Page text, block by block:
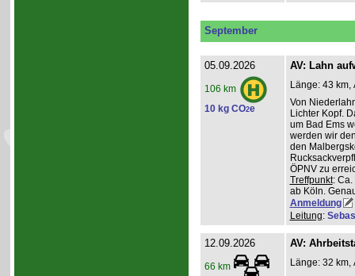
September
05.09.2026
106 km
10 kg CO2e
AV: Lahn
Länge: 43 km,
Von
Lichter Kopf.
um Bad Ems
werden wir
den
ÖPNV zu
Treffpunkt: Ca.
ab Köln.
Anmeldung
Leitung:
12.09.2026
66 km
AV:
Länge: 32 km,